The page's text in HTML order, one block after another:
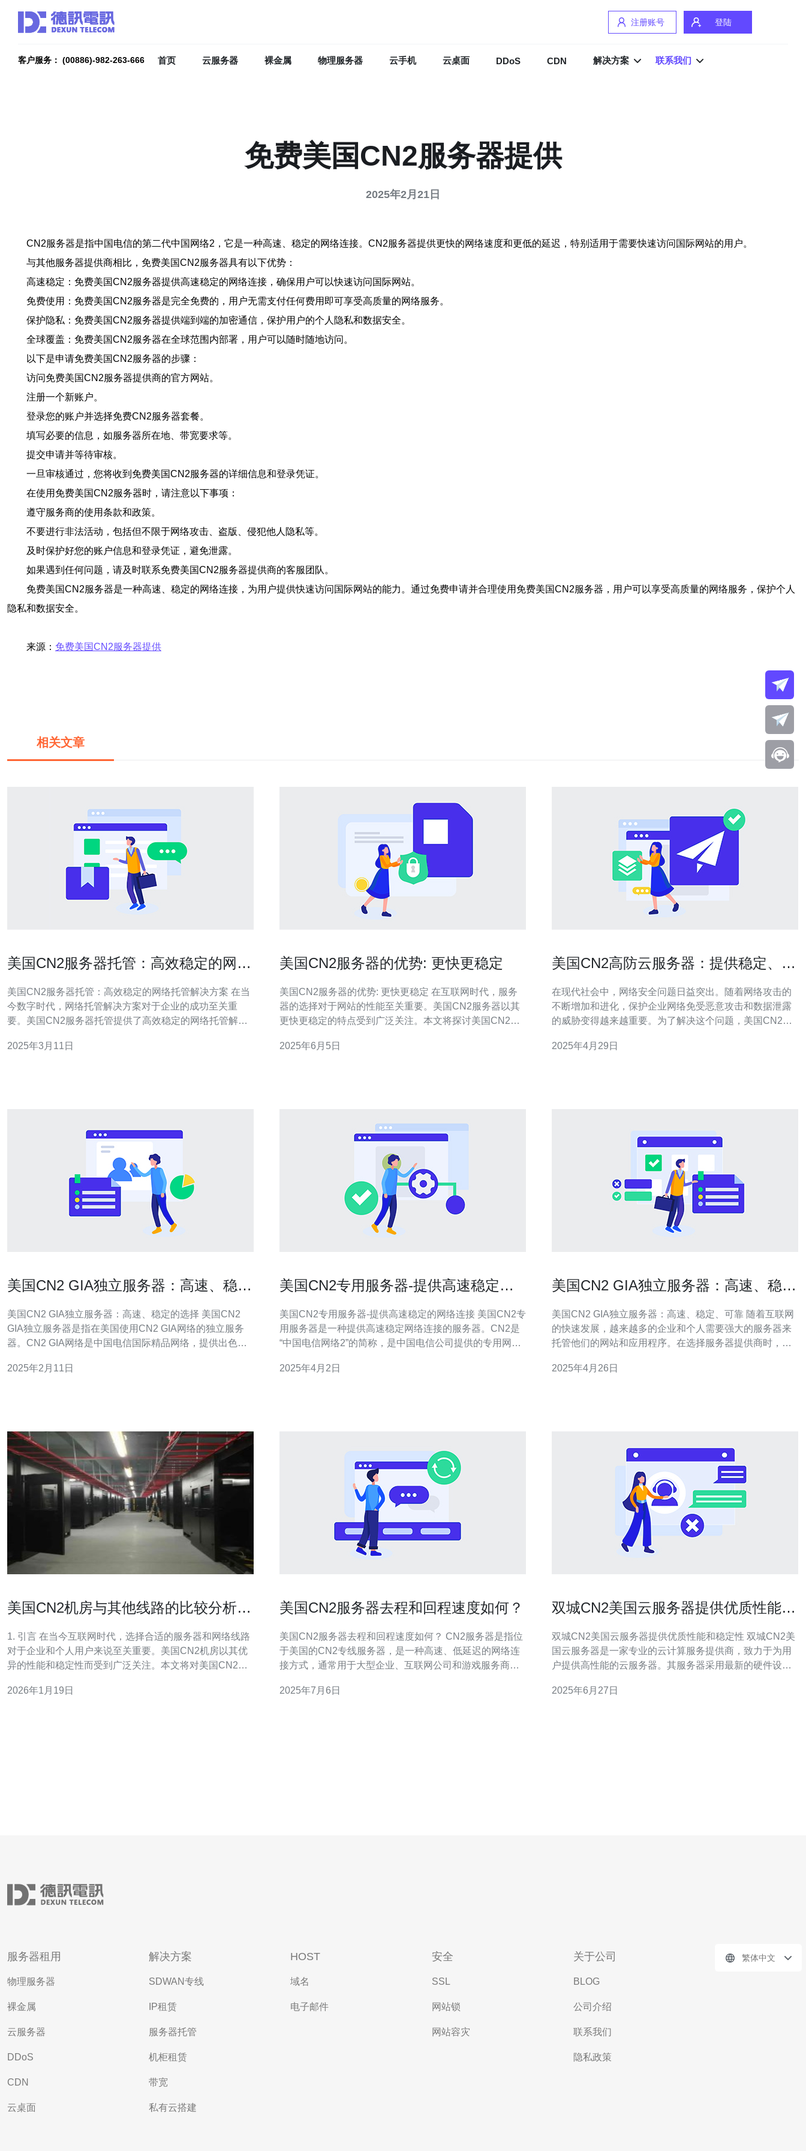
注册账号 登陆
客户服务： (00886)-982-263-666 首页 云服务器 裸金属 物理服务器 云手机 云桌面 DDoS CDN 解决方案 联系我们
免费美国CN2服务器提供
2025年2月21日
CN2服务器是指中国电信的第二代中国网络2，它是一种高速、稳定的网络连接。CN2服务器提供更快的网络速度和更低的延迟，特别适用于需要快速访问国际网站的用户。
与其他服务器提供商相比，免费美国CN2服务器具有以下优势：
高速稳定：免费美国CN2服务器提供高速稳定的网络连接，确保用户可以快速访问国际网站。
免费使用：免费美国CN2服务器是完全免费的，用户无需支付任何费用即可享受高质量的网络服务。
保护隐私：免费美国CN2服务器提供端到端的加密通信，保护用户的个人隐私和数据安全。
全球覆盖：免费美国CN2服务器在全球范围内部署，用户可以随时随地访问。
以下是申请免费美国CN2服务器的步骤：
访问免费美国CN2服务器提供商的官方网站。
注册一个新账户。
登录您的账户并选择免费CN2服务器套餐。
填写必要的信息，如服务器所在地、带宽要求等。
提交申请并等待审核。
一旦审核通过，您将收到免费美国CN2服务器的详细信息和登录凭证。
在使用免费美国CN2服务器时，请注意以下事项：
遵守服务商的使用条款和政策。
不要进行非法活动，包括但不限于网络攻击、盗版、侵犯他人隐私等。
及时保护好您的账户信息和登录凭证，避免泄露。
如果遇到任何问题，请及时联系免费美国CN2服务器提供商的客服团队。
免费美国CN2服务器是一种高速、稳定的网络连接，为用户提供快速访问国际网站的能力。通过免费申请并合理使用免费美国CN2服务器，用户可以享受高质量的网络服务，保护个人
隐私和数据安全。
来源： 免费美国CN2服务器提供
相关文章
美国CN2服务器托管：高效稳定的网络
美国CN2服务器托管：高效稳定的网络托管解决方案 在当
今数字时代，网络托管解决方案对于企业的成功至关重
要。美国CN2服务器托管提供了高效稳定的网络托管解决
国CN2服务器托管基于稳定可靠的网络基础设施，确保用
2025年3月11日
美国CN2服务器的优势: 更快更稳定
美国CN2服务器的优势: 更快更稳定 在互联网时代，服务
器的选择对于网站的性能至关重要。美国CN2服务器以其
更快更稳定的特点受到广泛关注。本文将探讨美国CN2服
CN2服务器以其高速的网络连接而闻名。CN2线路是中国
2025年6月5日
美国CN2高防云服务器：提供稳定、高
在现代社会中，网络安全问题日益突出。随着网络攻击的
不断增加和进化，保护企业网络免受恶意攻击和数据泄露
的威胁变得越来越重要。为了解决这个问题，美国CN2高
云计算技术的网络防护解决方案。它利用先进的网络防御
2025年4月29日
美国CN2 GIA独立服务器：高速、稳定
美国CN2 GIA独立服务器：高速、稳定的选择 美国CN2
GIA独立服务器是指在美国使用CN2 GIA网络的独立服务
器。CN2 GIA网络是中国电信国际精品网络，提供出色的
务器可以保证高速、稳定的网络连接。 美国CN2 GIA独立
2025年2月11日
美国CN2专用服务器-提供高速稳定的
美国CN2专用服务器-提供高速稳定的网络连接 美国CN2专
用服务器是一种提供高速稳定网络连接的服务器。CN2是
“中国电信网络2”的简称，是中国电信公司提供的专用网
路连接到美国服务器，可以获得更好的网络连接质量。 选
2025年4月2日
美国CN2 GIA独立服务器：高速、稳
美国CN2 GIA独立服务器：高速、稳定、可靠 随着互联网
的快速发展，越来越多的企业和个人需要强大的服务器来
托管他们的网站和应用程序。在选择服务器提供商时，高
独立服务器正是满足这些需求的理想选择。 美国CN2 GIA
2025年4月26日
美国CN2机房与其他线路的比较分析与
1. 引言 在当今互联网时代，选择合适的服务器和网络线路
对于企业和个人用户来说至关重要。美国CN2机房以其优
异的性能和稳定性而受到广泛关注。本文将对美国CN2机
明智的选择。 2. CN2机房简介 CN2（ChinaNet Next
2026年1月19日
美国CN2服务器去程和回程速度如何？
美国CN2服务器去程和回程速度如何？ CN2服务器是指位
于美国的CN2专线服务器，是一种高速、低延迟的网络连
接方式，通常用于大型企业、互联网公司和游戏服务商等
的用户来说，去程速度通常非常快。由于CN2专线的特
2025年7月6日
双城CN2美国云服务器提供优质性能和
双城CN2美国云服务器提供优质性能和稳定性 双城CN2美
国云服务器是一家专业的云计算服务提供商，致力于为用
户提供高性能的云服务器。其服务器采用最新的硬件设
环境。无论是网站托管、应用部署还是大数据处理，双城
2025年6月27日
服务器租用
物理服务器
裸金属
云服务器
DDoS
CDN
云桌面
解决方案
SDWAN专线
IP租赁
服务器托管
机柜租赁
带宽
私有云搭建
HOST
域名
电子邮件
安全
SSL
网站锁
网站容灾
关于公司
BLOG
公司介绍
联系我们
隐私政策
繁体中文